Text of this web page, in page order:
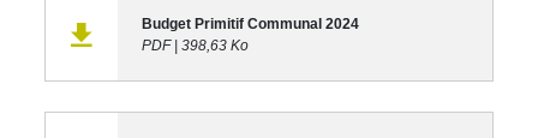
Budget Primitif Communal 2024
PDF|398,63 Ko